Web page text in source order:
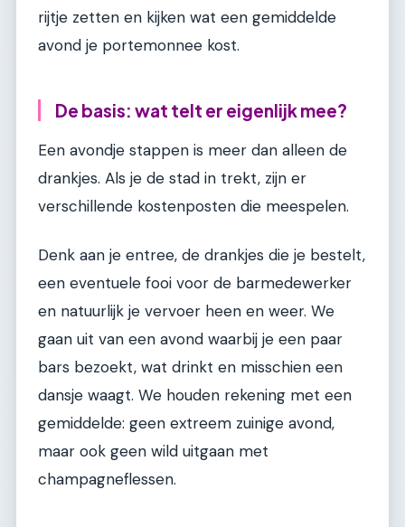
rijtje zetten en kijken wat een gemiddelde
avond je portemonnee kost.
De basis: wat telt er eigenlijk mee?
Een avondje stappen is meer dan alleen de
drankjes. Als je de stad in trekt, zijn er
verschillende kostenposten die meespelen.
Denk aan je entree, de drankjes die je bestelt,
een eventuele fooi voor de barmedewerker
en natuurlijk je vervoer heen en weer. We
gaan uit van een avond waarbij je een paar
bars bezoekt, wat drinkt en misschien een
dansje waagt. We houden rekening met een
gemiddelde: geen extreem zuinige avond,
maar ook geen wild uitgaan met
champagneflessen.